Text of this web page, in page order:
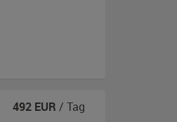
492 EUR / Tag